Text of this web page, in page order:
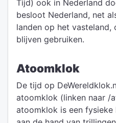
Tijd) ook in Nederland
besloot Nederland, net
landen op het
blijven gebruiken.
Atoomklok
De tijd op
atoomklok (linken naar /
atoomklok is een